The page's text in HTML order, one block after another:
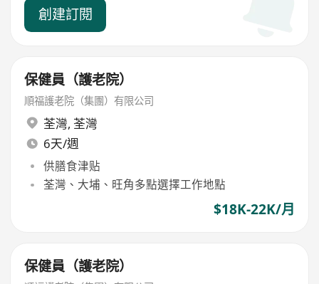
創建訂閱
保健員（護老院）
順福護老院（集團）有限公司
荃灣, 荃灣
6天/週
供膳食津贴
荃灣、大埔、旺角多點選擇工作地點
$18K-22K/月
保健員（護老院）